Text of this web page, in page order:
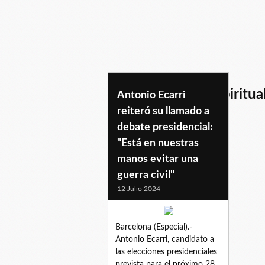
Antonio Ecarri
reiteró su llamado a
debate presidencial:
"Está en nuestras
manos evitar una
guerra civil"
12 Julio 2024
Barcelona (Especial).-
Antonio Ecarri, candidato a
las elecciones presidenciales